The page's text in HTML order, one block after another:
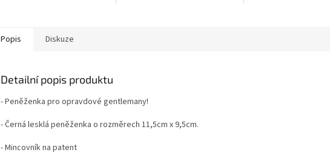
Popis Diskuze
Detailní popis produktu
- Peněženka pro opravdové gentlemany!
- Černá lesklá peněženka o rozměrech 11,5cm x 9,5cm.
- Mincovník na patent